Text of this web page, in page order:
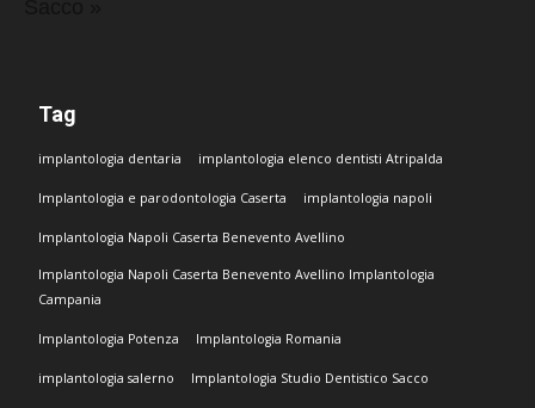
Tag
implantologia dentaria implantologia elenco dentisti Atripalda
Implantologia e parodontologia Caserta implantologia napoli
Implantologia Napoli Caserta Benevento Avellino
Implantologia Napoli Caserta Benevento Avellino Implantologia
Campania
Implantologia Potenza Implantologia Romania
implantologia salerno Implantologia Studio Dentistico Sacco